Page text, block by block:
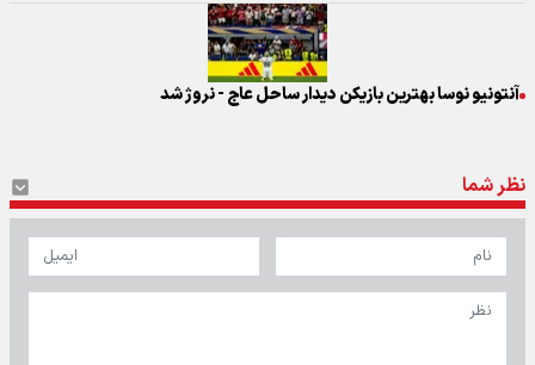
آنتونیو نوسا بهترین بازیکن دیدار ساحل عاج - نروژ شد
نظر شما